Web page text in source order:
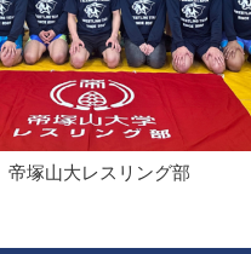
帝塚山大レスリング部